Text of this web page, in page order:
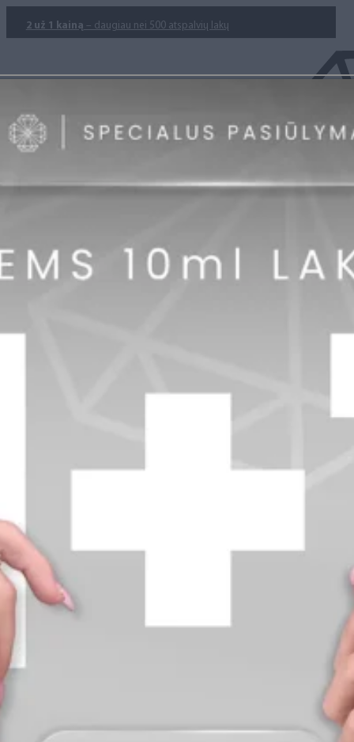
2 už 1 kainą – daugiau nei 500 atspalvių lakų
info@diamondline.lt
Prisijungti